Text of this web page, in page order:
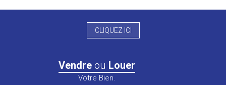
CLIQUEZ ICI
Vendre ou Louer
Votre Bien.